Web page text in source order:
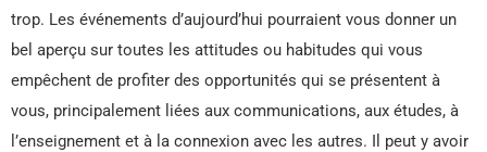
trop. Les événements d’aujourd’hui pourraient vous donner un
bel aperçu sur toutes les attitudes ou habitudes qui vous
empêchent de profiter des opportunités qui se présentent à
vous, principalement liées aux communications, aux études, à
l’enseignement et à la connexion avec les autres. Il peut y avoir